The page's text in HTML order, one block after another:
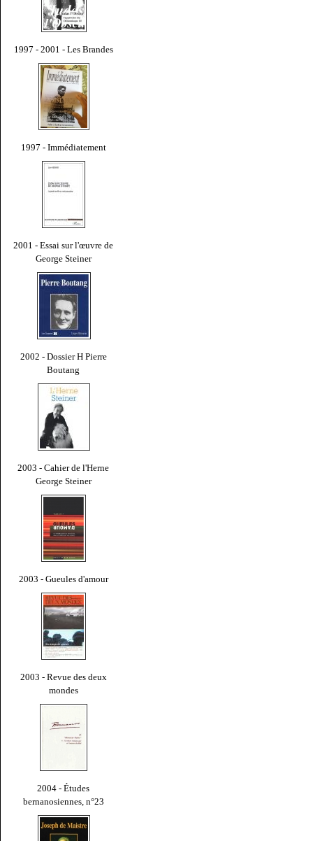
1997 - 2001 - Les Brandes
1997 - Immédiatement
2001 - Essai sur l'œuvre de
George Steiner
2002 - Dossier H Pierre
Boutang
2003 - Cahier de l'Herne
George Steiner
2003 - Gueules d'amour
2003 - Revue des deux
mondes
2004 - Études
bernanosiennes, n°23